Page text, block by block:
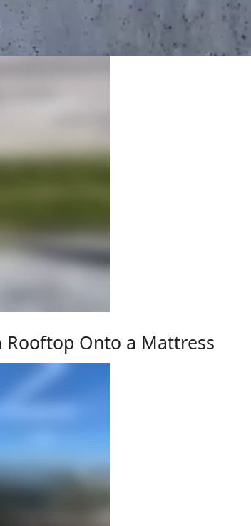
Rooftop Onto a Mattress